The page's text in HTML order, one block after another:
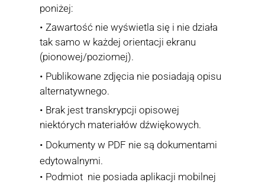
poniżej:
• Zawartość nie wyświetla się i nie działa
tak samo w każdej orientacji ekranu
(pionowej/poziomej).
• Publikowane zdjęcia nie posiadają opisu
alternatywnego.
• Brak jest transkrypcji opisowej
niektórych materiałów dźwiękowych.
• Dokumenty w PDF nie są dokumentami
edytowalnymi.
• Podmiot nie posiada aplikacji mobilnej